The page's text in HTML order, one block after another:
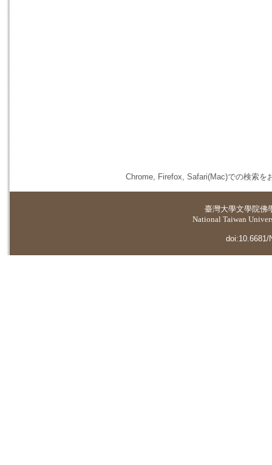
Chrome, Firefox, Safari(Mac)での検索を
臺灣大學文學院佛
National Taiwan
doi:10.6681/